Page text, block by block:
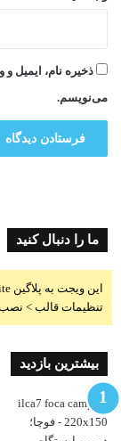
ذخیره نام، ایمیل
می‌نویسم.
ما را دنبال کنید
تنظیمات قالب > نصب
بیشترین بازدید